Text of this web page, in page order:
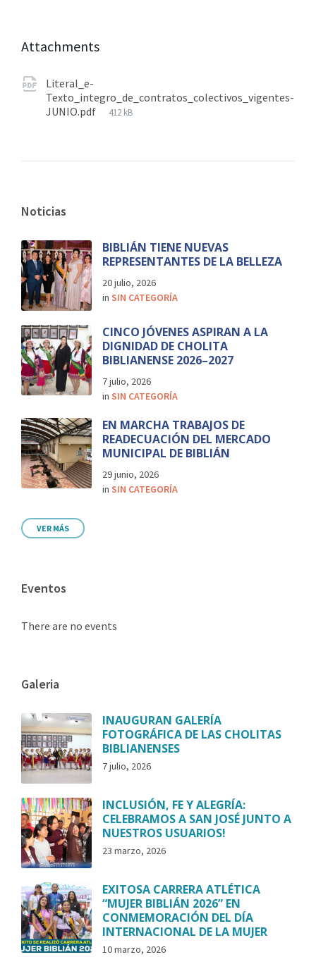
Attachments
Literal_e-
Texto_integro_de_contratos_colectivos_vigentes-
JUNIO.pdf
412 kB
Noticias
BIBLIÁN TIENE NUEVAS
REPRESENTANTES DE LA BELLEZA
20 julio, 2026
in SIN CATEGORÍA
CINCO JÓVENES ASPIRAN A LA
DIGNIDAD DE CHOLITA
BIBLIANENSE 2026–2027
7 julio, 2026
in SIN CATEGORÍA
EN MARCHA TRABAJOS DE
READECUACIÓN DEL MERCADO
MUNICIPAL DE BIBLIÁN
29 junio, 2026
in SIN CATEGORÍA
VER MÁS
Eventos
There are no events
Galeria
INAUGURAN GALERÍA
FOTOGRÁFICA DE LAS CHOLITAS
BIBLIANENSES
7 julio, 2026
INCLUSIÓN, FE Y ALEGRÍA:
CELEBRAMOS A SAN JOSÉ JUNTO A
NUESTROS USUARIOS!
23 marzo, 2026
EXITOSA CARRERA ATLÉTICA
“MUJER BIBLIÁN 2026” EN
CONMEMORACIÓN DEL DÍA
INTERNACIONAL DE LA MUJER
10 marzo, 2026